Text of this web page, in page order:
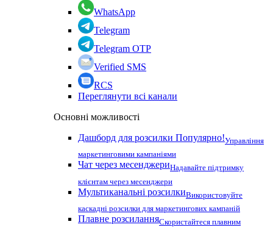
WhatsApp
Telegram
Telegram OTP
Verified SMS
RCS
Переглянути всі канали
Основні можливості
Дашборд для розсилки Популярно!Управління
маркетинговими кампаніями
Чат через месенджериНадавайте підтримку
клієнтам через месенджери
Мультиканальні розсилкиВикористовуйте
каскадні розсилки для маркетингових кампаній
Плавне розсиланняСкористайтеся плавним